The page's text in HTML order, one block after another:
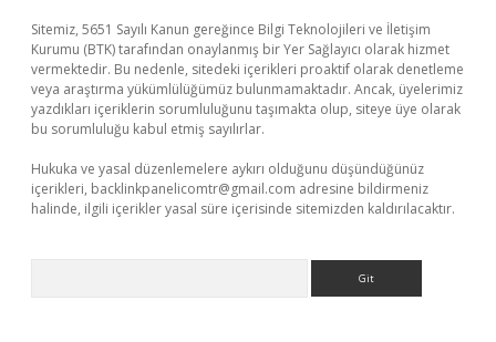
Sitemiz, 5651 Sayılı Kanun gereğince Bilgi Teknolojileri ve İletişim
Kurumu (BTK) tarafından onaylanmış bir Yer Sağlayıcı olarak hizmet
vermektedir. Bu nedenle, sitedeki içerikleri proaktif olarak denetleme
veya araştırma yükümlülüğümüz bulunmamaktadır. Ancak, üyelerimiz
yazdıkları içeriklerin sorumluluğunu taşımakta olup, siteye üye olarak
bu sorumluluğu kabul etmiş sayılırlar.
Hukuka ve yasal düzenlemelere aykırı olduğunu düşündüğünüz
içerikleri, backlinkpanelicomtr@gmail.com adresine bildirmeniz
halinde, ilgili içerikler yasal süre içerisinde sitemizden kaldırılacaktır.